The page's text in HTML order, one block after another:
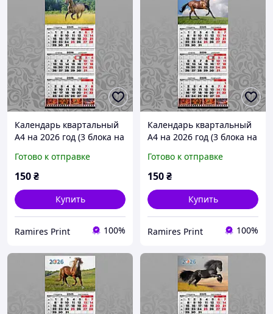
Календарь квартальный
А4 на 2026 год (3 блока на
поле) офсет Конь 015
Готово к отправке
150₴
Купить
Ramires Print 100%
Календарь квартальный
А4 на 2026 год (3 блока на
поле) офсет Конь 016
Готово к отправке
150₴
Купить
Ramires Print 100%